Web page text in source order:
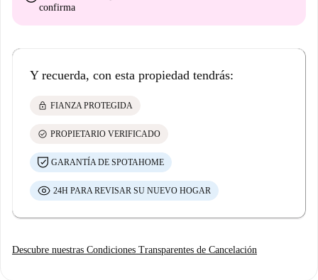
confirma
Y recuerda, con esta propiedad tendrás:
lock FIANZA PROTEGIDA
check_circle PROPIETARIO VERIFICADO
GARANTÍA DE SPOTAHOME
24H PARA REVISAR SU NUEVO HOGAR
Descubre nuestras Condiciones Transparentes de Cancelación